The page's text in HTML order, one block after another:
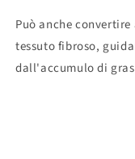
Può anche
tessuto fibroso,
dall'accumulo di